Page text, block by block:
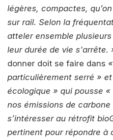
légères, compactes,
sur rail. Selon la
atteler ensemble plusieurs
leur durée de vie s'arrête.
donner doit se faire dans
particulièrement serré » et
écologique » qui pousse «
nos émissions de carbone
s’intéresser au rétrofit
pertinent pour répondre à